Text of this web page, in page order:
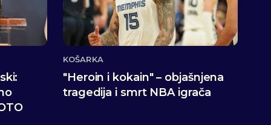
KOŠARKA
"Heroin i kokain" – objašnjena
tragedija i smrt NBA igrača